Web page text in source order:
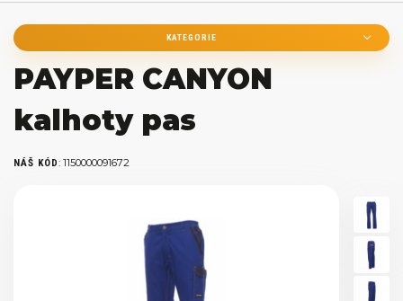
KATEGORIE
PAYPER CANYON
kalhoty pas
NÁŠ KÓD: 1150000091672